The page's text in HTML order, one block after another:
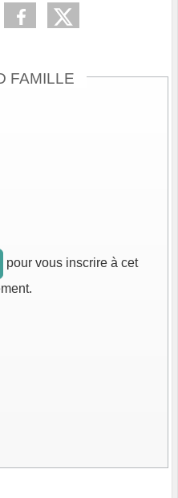
FAMILLE
pour vous inscrire à cet